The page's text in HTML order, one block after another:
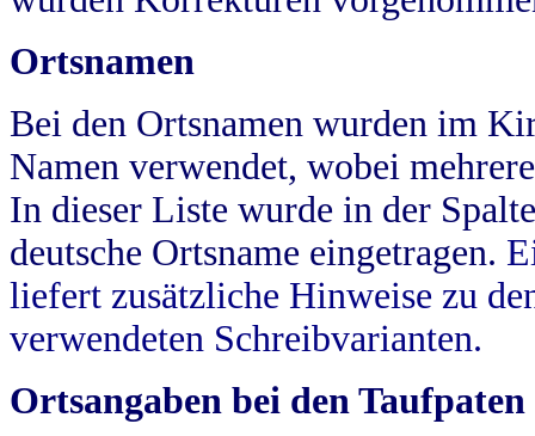
Ortsnamen
Bei den Ortsnamen wurden im
Namen verwendet, wobei
In dieser Liste wurde in der
deutsche Ortsname eingetragen.
liefert zusätzliche Hinweise zu
verwendeten Schreibvarianten.
Ortsangaben bei den Taufpaten